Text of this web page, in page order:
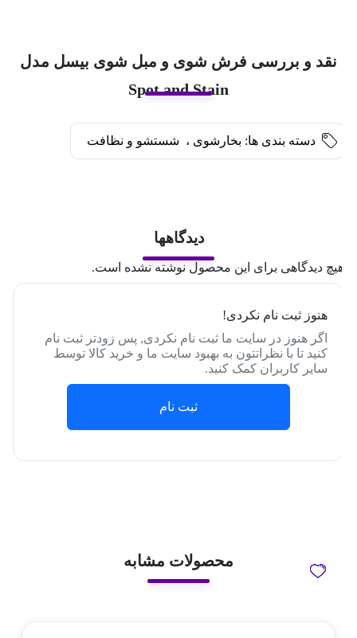
نقد و بررسی فرش شوی و مبل شوی بیسل مدل
Spot and Stain
دسته بندی ها: بخارشوی ، شستشو و نظافت
دیدگاهها
دیدگاهی برای این محصول نوشته نشده است.
هنوز ثبت نام نکردی!
اگر هنوز در سایت ما ثبت نام نکردی, پس زودتر ثبت نام
کنید تا با نظراتتون به بهبود سایت ما و خرید کالا توسط
سایر کاربران کمک کنید.
ثبت نام
محصولات مشابه